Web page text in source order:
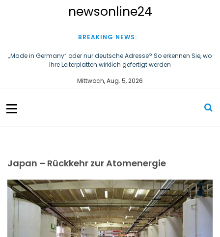
n
t
newsonline24
BREAKING NEWS:
„Made in Germany“ oder nur deutsche Adresse? So erkennen Sie, wo
Ihre Leiterplatten wirklich gefertigt werden
First Phosphate unterzeichnet Vereinbarungen für nicht zu
refundierende Zuwendungen in Höhe von 4,84 Mio. $ von der
Mittwoch, Aug. 5, 2026
Japan – Rückkehr zur Atomenergie